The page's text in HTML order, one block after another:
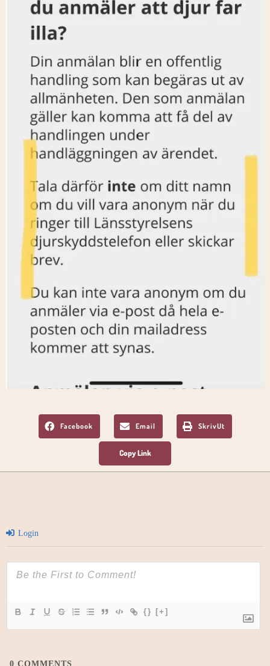
Facebook Email SkrivUt
Login
{} [+]
0 COMMENTS